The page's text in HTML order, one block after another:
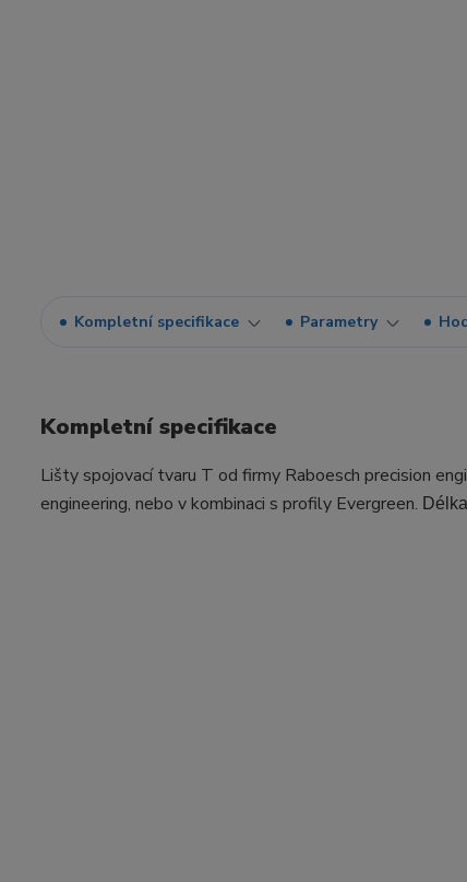
Kompletní specifikace Parametry
Kompletní specifikace
Lišty spojovací tvaru T od firmy Raboesch precision
engineering, nebo v kombinaci s profily Evergreen.